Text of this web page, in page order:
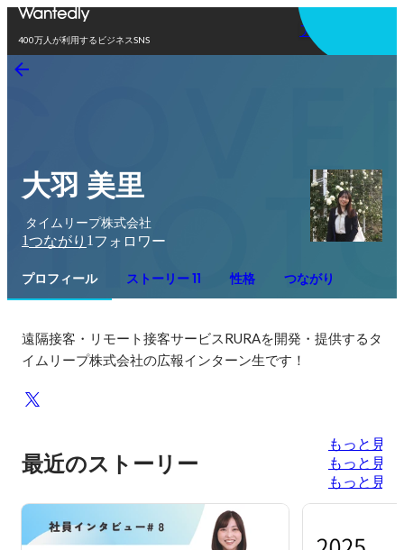
400万人が利用するビジネスSNS
アプリを使う
大羽 美里
タイムリープ株式会社
1つながり 1 フォロワー
プロフィール ストーリー 11 性格 つながり
遠隔接客・リモート接客サービスRURAを開発・提供するタ
イムリープ株式会社の広報インターン生です！
最近のストーリー
もっと見る
もっと見る
もっと見る